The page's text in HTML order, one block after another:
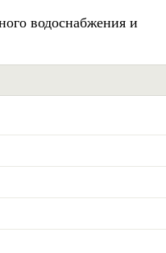
водоснабжения и